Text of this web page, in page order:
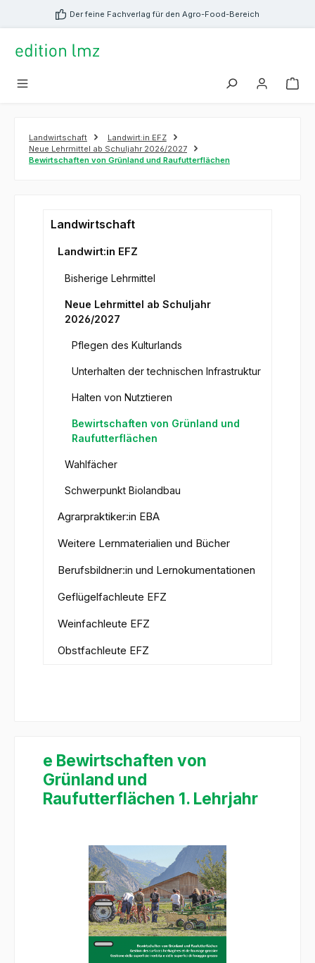
springen Der feine Fachverlag für den Agro-Food-Bereich
Landwirtschaft
Landwirt:in EFZ
Neue Lehrmittel ab Schuljahr 2026/2027
Bewirtschaften von Grünland und Raufutterflächen
Landwirtschaft
Landwirt:in EFZ
Bisherige Lehrmittel
Neue Lehrmittel ab Schuljahr
2026/2027
Pflegen des Kulturlands
Unterhalten der technischen Infrastruktur
Halten von Nutztieren
Bewirtschaften von Grünland und
Raufutterflächen
Wahlfächer
Schwerpunkt Biolandbau
Agrarpraktiker:in EBA
Weitere Lernmaterialien und Bücher
Berufsbildner:in und Lernokumentationen
Geflügelfachleute EFZ
Weinfachleute EFZ
Obstfachleute EFZ
e Bewirtschaften von
Grünland und
Raufutterflächen 1. Lehrjahr
Bildergalerie überspringen